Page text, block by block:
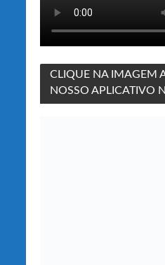
CLIQUE NA IMAGEM
NOSSO APLICATIVO